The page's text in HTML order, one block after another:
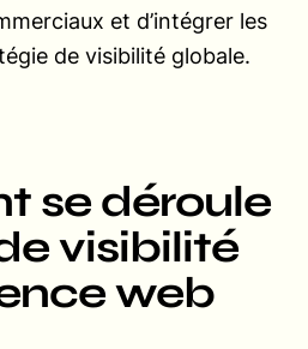
et d’intégrer les
de visibilité globale.
se déroule
visibilité
web